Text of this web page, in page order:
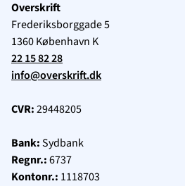
Overskrift
Frederiksborggade 5
1360København K
22 15 82 28
info@overskrift.dk
CVR:29448205
Bank:Sydbank
Regnr.:6737
Kontonr.: 1118703